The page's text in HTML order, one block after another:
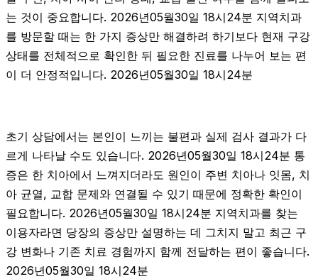
는 것이 중요합니다. 2026년05월30일 18시24분 지역치과
를 방문할 때는 한 가지 증상만 해결하려 하기보다 현재 구강
상태를 전체적으로 확인한 뒤 필요한 진료를 나누어 보는 편
이 더 안정적입니다. 2026년05월30일 18시24분
초기 상담에서는 본인이 느끼는 불편과 실제 검사 결과가 다
르게 나타날 수도 있습니다. 2026년05월30일 18시24분 통
증은 한 치아에서 느껴지더라도 원인이 주변 치아나 잇몸, 치
아 균열, 교합 문제와 연결될 수 있기 때문에 정확한 확인이
필요합니다. 2026년05월30일 18시24분 지역치과를 찾는
이용자라면 당장의 증상만 설명하는 데 그치지 말고 최근 구
강 변화나 기존 치료 경험까지 함께 전달하는 편이 좋습니다.
2026년05월30일 18시24분